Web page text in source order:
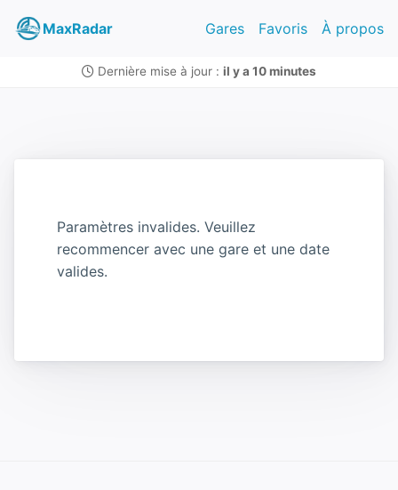
MaxRadar Gares Favoris À propos
Dernière mise à jour : il y a 10 minutes
Paramètres invalides. Veuillez
recommencer avec une gare et une date
valides.